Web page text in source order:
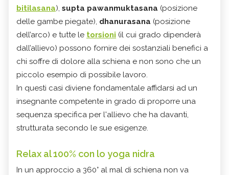
bitilasana), supta pawanmuktasana (posizione
delle gambe piegate), dhanurasana (posizione
dell’arco) e tutte le torsioni (il cui grado dipenderà
dall’allievo) possono fornire dei sostanziali benefici a
chi soffre di dolore alla schiena e non sono che un
piccolo esempio di possibile lavoro.
In questi casi diviene fondamentale affidarsi ad un
insegnante competente in grado di proporre una
sequenza specifica per l'allievo che ha davanti,
strutturata secondo le sue esigenze.
Relax al 100% con lo yoga nidra
In un approccio a 360° al mal di schiena non va